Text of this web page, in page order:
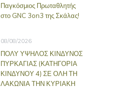
Παγκόσμιος Πρωταθλητής
στο GNC 3on3 της Σκάλας!
08/08/2026
ΠΟΛΥ ΥΨΗΛΟΣ ΚΙΝΔΥΝΟΣ
ΠΥΡΚΑΓΙΑΣ (ΚΑΤΗΓΟΡΙΑ
ΚΙΝΔΥΝΟΥ 4) ΣΕ ΟΛΗ ΤΗ
ΛΑΚΩΝΙΑ ΤΗΝ ΚΥΡΙΑΚΗ